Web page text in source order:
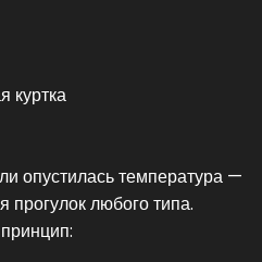
куртка
опустилась температура —
прогулок любого типа.